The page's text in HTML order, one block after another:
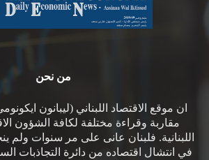
من نحن
ان موقع الاقتصاد اللبناني (ليبانون
مقاربة وقراءة مختلفة لكافة الشؤون
اللبنانية. فلبنان عانى على مر سنوات ولم
في انتشال اقتصاده من دائرة التجاذبات